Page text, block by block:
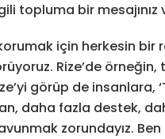
topluma bir mesajınız
için herkesin bir
Rize’de örneğin,
görüp de insanlara,
daha fazla destek,
zorundayız.